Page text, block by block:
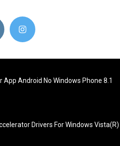
App Android No Windows Phone 8.1
Drivers For Windows